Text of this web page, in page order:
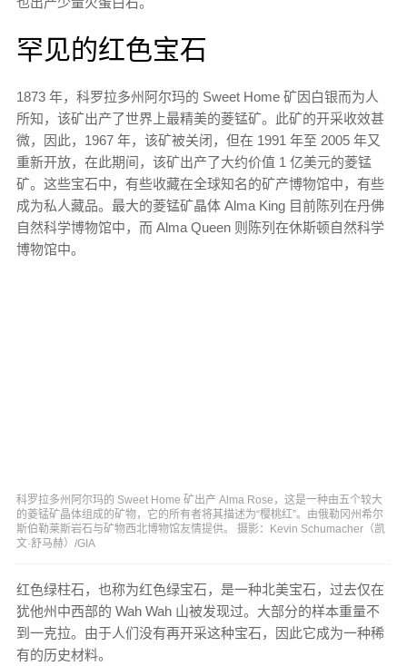
罕见的红色宝石
1873 年，科罗拉多州阿尔玛的 Sweet Home 矿因白银而为人
所知，该矿出产了世界上最精美的菱锰矿。此矿的开采收效甚
微，因此，1967 年，该矿被关闭，但在 1991 年至 2005 年又
重新开放，在此期间，该矿出产了大约价值 1 亿美元的菱锰
矿。这些宝石中，有些收藏在全球知名的矿产博物馆中，有些
成为私人藏品。最大的菱锰矿晶体 Alma King 目前陈列在丹佛
自然科学博物馆中，而 Alma Queen 则陈列在休斯顿自然科学
博物馆中。
科罗拉多州阿尔玛的 Sweet Home 矿出产 Alma Rose，这是一种由五个较大
的菱锰矿晶体组成的矿物，它的所有者将其描述为“樱桃红”。由俄勒冈州希尔
斯伯勒莱斯岩石与矿物西北博物馆友情提供。 摄影：Kevin Schumacher（凯
文·舒马赫）/GIA
红色绿柱石，也称为红色绿宝石，是一种北美宝石，过去仅在
犹他州中西部的 Wah Wah 山被发现过。大部分的样本重量不
到一克拉。由于人们没有再开采这种宝石，因此它成为一种稀
有的历史材料。